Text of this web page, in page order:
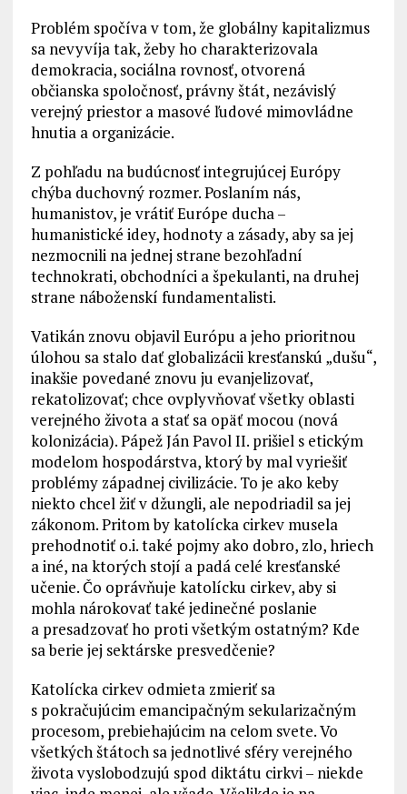
Problém spočíva v tom, že globálny kapitalizmus
sa nevyvíja tak, žeby ho charakterizovala
demokracia, sociálna rovnosť, otvorená
občianska spoločnosť, právny štát, nezávislý
verejný priestor a masové ľudové mimovládne
hnutia a organizácie.
Z pohľadu na budúcnosť integrujúcej Európy
chýba duchovný rozmer. Poslaním nás,
humanistov, je vrátiť Európe ducha –
humanistické idey, hodnoty a zásady, aby sa jej
nezmocnili na jednej strane bezohľadní
technokrati, obchodníci a špekulanti, na druhej
strane náboženskí fundamentalisti.
Vatikán znovu objavil Európu a jeho prioritnou
úlohou sa stalo dať globalizácii kresťanskú „dušu“,
inakšie povedané znovu ju evanjelizovať,
rekatolizovať; chce ovplyvňovať všetky oblasti
verejného života a stať sa opäť mocou (nová
kolonizácia). Pápež Ján Pavol II. prišiel s etickým
modelom hospodárstva, ktorý by mal vyriešiť
problémy západnej civilizácie. To je ako keby
niekto chcel žiť v džungli, ale nepodriadil sa jej
zákonom. Pritom by katolícka cirkev musela
prehodnotiť o.i. také pojmy ako dobro, zlo, hriech
a iné, na ktorých stojí a padá celé kresťanské
učenie. Čo oprávňuje katolícku cirkev, aby si
mohla nárokovať také jedinečné poslanie
a presadzovať ho proti všetkým ostatným? Kde
sa berie jej sektárske presvedčenie?
Katolícka cirkev odmieta zmieriť sa
s pokračujúcim emancipačným sekularizačným
procesom, prebiehajúcim na celom svete. Vo
všetkých štátoch sa jednotlivé sféry verejného
života vyslobodzujú spod diktátu cirkvi – niekde